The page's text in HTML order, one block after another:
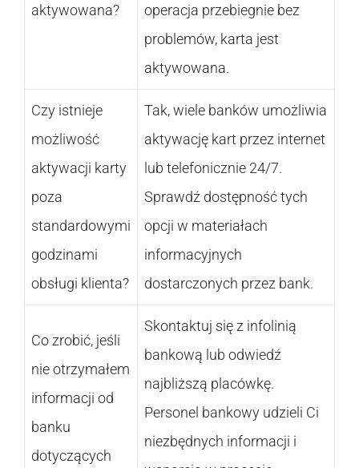
aktywowana?
operacja przebiegnie bez
problemów, karta jest
aktywowana.
Czy istnieje
możliwość
aktywacji karty
poza
standardowymi
godzinami
obsługi klienta?
Tak, wiele banków umożliwia
aktywację kart przez internet
lub telefonicznie 24/7.
Sprawdź dostępność tych
opcji w materiałach
informacyjnych
dostarczonych przez bank.
Co zrobić, jeśli
nie otrzymałem
informacji od
banku
dotyczących
Skontaktuj się z infolinią
bankową lub odwiedź
najbliższą placówkę.
Personel bankowy udzieli Ci
niezbędnych informacji i